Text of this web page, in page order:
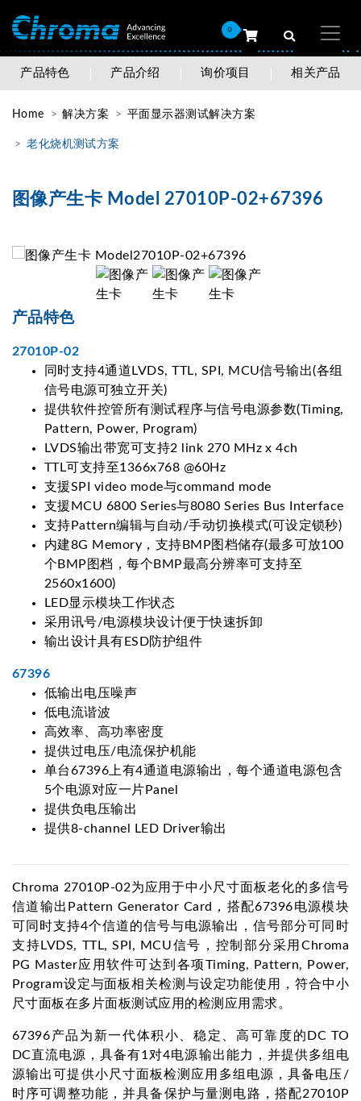
0
产品特色 产品介绍 询价项目 相关产品
Home 解决方案 平面显示器测试解决方案
老化烧机测试方案
图像产生卡 Model 27010P-02+67396
产品特色
27010P-02
同时支持4通道LVDS, TTL, SPI, MCU信号输出(各组
信号电源可独立开关)
提供软件控管所有测试程序与信号电源参数(Timing,
Pattern, Power, Program)
LVDS输出带宽可支持2 link 270 MHz x 4ch
TTL可支持至1366x768 @60Hz
支援SPI video mode与command mode
支援MCU 6800 Series与8080 Series Bus Interface
支持Pattern编辑与自动/手动切换模式(可设定锁秒)
内建8G Memory，支持BMP图档储存(最多可放100
个BMP图档，每个BMP最高分辨率可支持至
2560x1600)
LED显示模块工作状态
采用讯号/电源模块设计便于快速拆卸
输出设计具有ESD防护组件
67396
低输出电压噪声
低电流谐波
高效率、高功率密度
提供过电压/电流保护机能
单台67396上有4通道电源输出，每个通道电源包含
5个电源对应一片Panel
提供负电压输出
提供8-channel LED Driver输出
Chroma 27010P-02为应用于中小尺寸面板老化的多信号
信道输出Pattern Generator Card，搭配67396电源模块
可同时支持4个信道的信号与电源输出，信号部分可同时
支持LVDS, TTL, SPI, MCU信号，控制部分采用Chroma
PG Master应用软件可达到各项Timing, Pattern, Power,
Program设定与面板相关检测与设定功能使用，符合中小
尺寸面板在多片面板测试应用的检测应用需求。
67396产品为新一代体积小、稳定、高可靠度的DC TO
DC直流电源，具备有1对4电源输出能力，并提供多组电
源输出可提供小尺寸面板检测应用多组电源，具备电压/
时序可调整功能，并具备保护与量测电路，搭配27010P